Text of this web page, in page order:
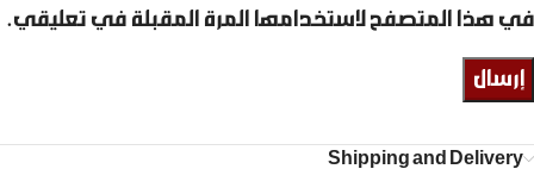
في هذا المتصفح لاستخدامها المرة المقبلة في تعليقي.
Shipping and Delivery